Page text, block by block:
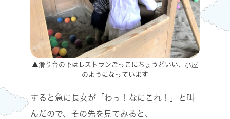
▲滑り台の下はレストランごっこにちょうどいい、小屋
のようになっています
すると急に長女が「わっ！なにこれ！」と叫
んだので、その先を見てみると、